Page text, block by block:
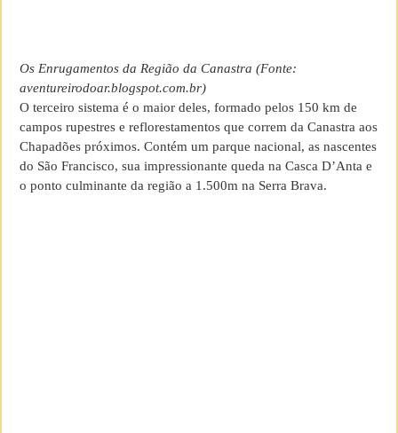
Os Enrugamentos da Região da Canastra (Fonte:
aventureirodoar.blogspot.com.br)
O terceiro sistema é o maior deles, formado pelos 150 km de
campos rupestres e reflorestamentos que correm da Canastra aos
Chapadões próximos. Contém um parque nacional, as nascentes
do São Francisco, sua impressionante queda na Casca D’Anta e
o ponto culminante da região a 1.500m na Serra Brava.